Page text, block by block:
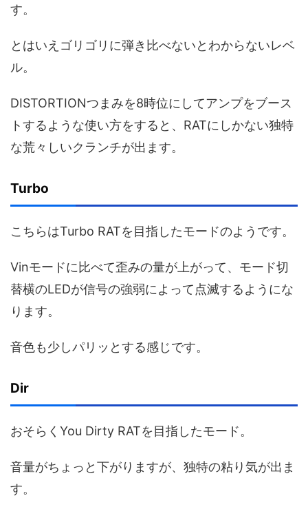
す。
とはいえゴリゴリに弾き比べないとわからないレベ
ル。
DISTORTIONつまみを8時位にしてアンプをブース
トするような使い方をすると、RATにしかない独特
な荒々しいクランチが出ます。
Turbo
こちらはTurbo RATを目指したモードのようです。
Vinモードに比べて歪みの量が上がって、モード切
替横のLEDが信号の強弱によって点滅するようにな
ります。
音色も少しパリッとする感じです。
Dir
おそらくYou Dirty RATを目指したモード。
音量がちょっと下がりますが、独特の粘り気が出ま
す。